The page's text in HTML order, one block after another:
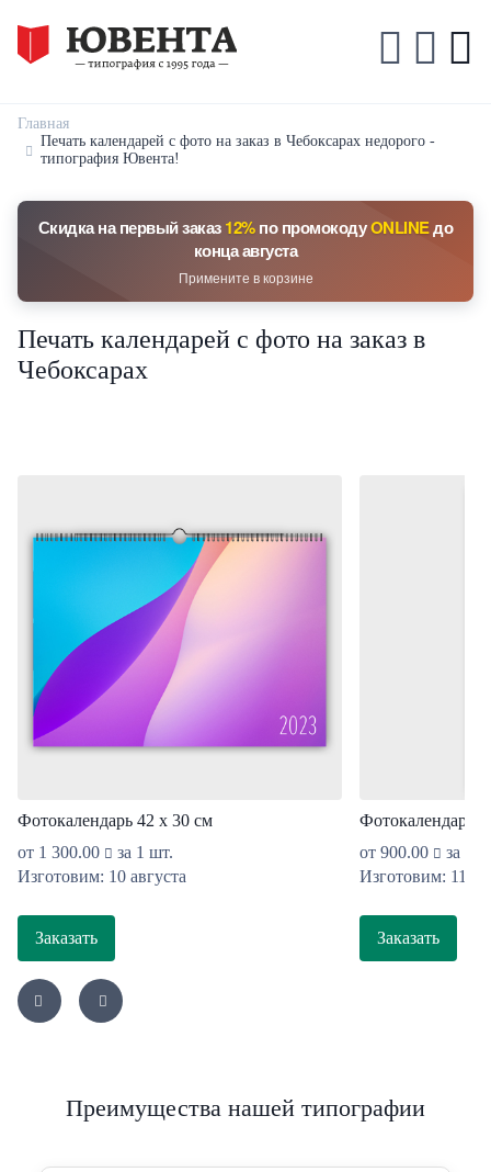
Главная
Печать календарей с фото на заказ в Чебоксарах недорого -
типография Ювента!
Скидка на первый заказ12%по промокодуONLINEдо
конца августа
Примените в корзине
Печать календарей с фото на заказ в
Чебоксарах
Фотокалендарь 42 х 30 см
от 1 300.00
за 1 шт.
Изготовим: 10 августа
Заказать
Фотокалендарь
от 900.00
за 1
Изготовим: 11
Заказать
Преимущества нашей типографии